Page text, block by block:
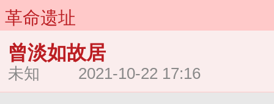
革命遗址
曾淡如故居
未知 2021-10-22 17:16